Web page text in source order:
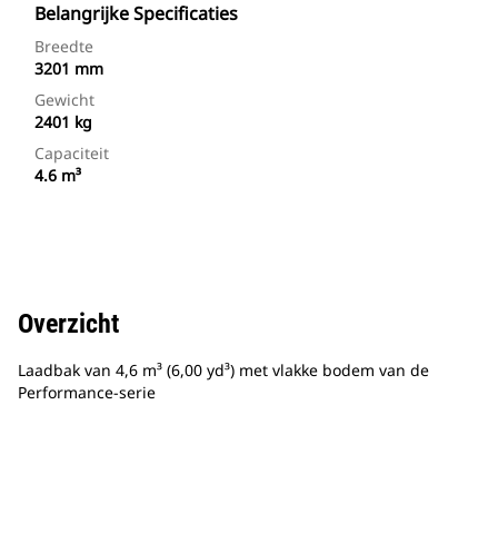
Belangrijke Specificaties
Breedte
3201 mm
Gewicht
2401 kg
Capaciteit
4.6 m³
Overzicht
Laadbak van 4,6 m³ (6,00 yd³) met vlakke bodem van de
Performance-serie